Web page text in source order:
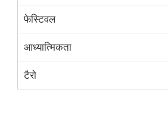
फेस्टिवल
आध्यात्मिकता
टैरो